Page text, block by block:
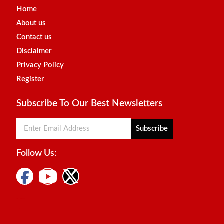
Home
About us
Contact us
Disclaimer
Privacy Policy
Register
Subscribe To Our Best Newsletters
Subscribe
Follow Us: